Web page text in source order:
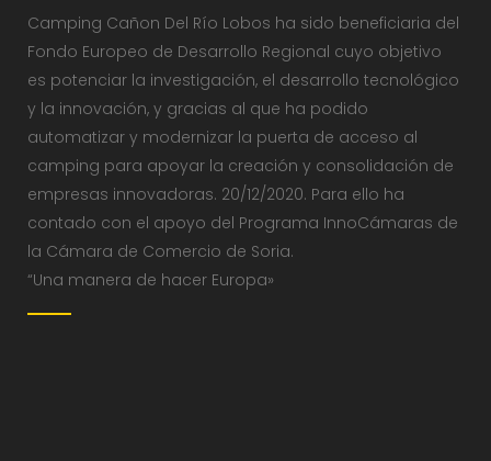
Camping Cañon Del Río Lobos ha sido beneficiaria del
Fondo Europeo de Desarrollo Regional cuyo objetivo
es potenciar la investigación, el desarrollo tecnológico
y la innovación, y gracias al que ha podido
automatizar y modernizar la puerta de acceso al
camping para apoyar la creación y consolidación de
empresas innovadoras. 20/12/2020. Para ello ha
contado con el apoyo del Programa InnoCámaras de
la Cámara de Comercio de Soria.
“Una manera de hacer Europa»